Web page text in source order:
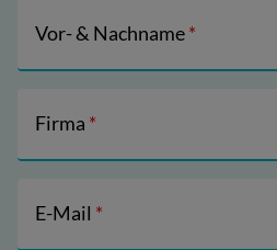
Vor- & Nachname*
Firma *
E-Mail *